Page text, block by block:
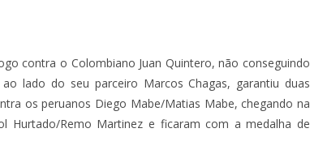
contra o Colombiano Juan Quintero, não conseguindo
lado do seu parceiro Marcos Chagas, garantiu duas
os peruanos Diego Mabe/Matias Mabe, chegando na
Hurtado/Remo Martinez e ficaram com a medalha de